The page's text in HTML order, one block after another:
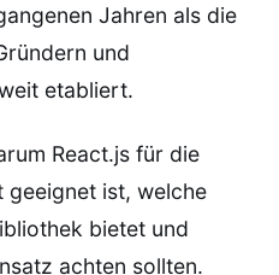
Jahren als die
und
etabliert.
React.js für die
geeignet ist, welche
bietet und
achten sollten.